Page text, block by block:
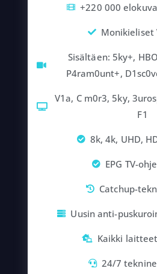
+220 000
Monikieliset
Sisältäen: 5ky+,
P4ram0unt+,
V1a, C m0r3, 5ky,
F1
8k, 4k, UHD,
EPG TV-
Catchup-
Uusin anti-
Kaikki
24/7